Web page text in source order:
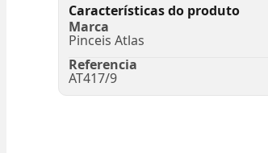
Características do produto
Marca
Pinceis Atlas
Referencia
AT417/9